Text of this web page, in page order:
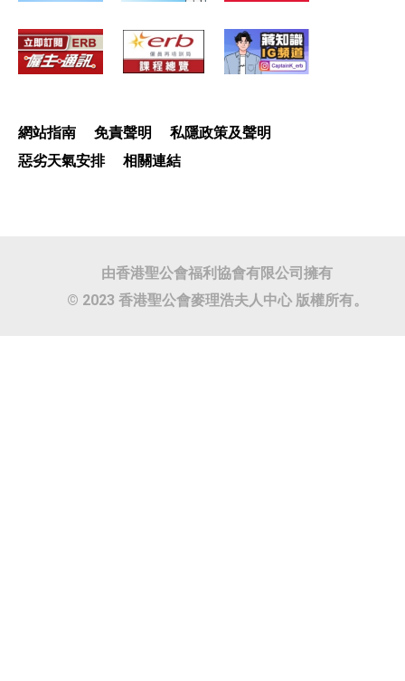
網站指南 免責聲明
私隱政策及聲明
惡劣天氣安排
相關連結
由香港聖公會福利協會有限公司擁有
© 2023 香港聖公會麥理浩夫人中心 版權所有。